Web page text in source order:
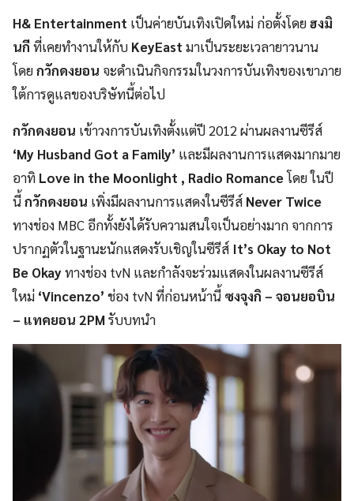
H& Entertainment เป็นค่ายบันเทิงเปิดใหม่ ก่อตั้งโดยฮงมิ
นกีที่เคยทำงานให้กับ KeyEast มาเป็นระยะเวลายาวนาน
โดยกวักดงยอน จะดำเนินกิจกรรมในวงการบันเทิงของเขาภาย
ใต้การดูแลของบริษัทนี้ต่อไป
กวักดงยอน เข้าวงการบันเทิงตั้งแต่ปี 2012 ผ่านผลงานซีรีส์
‘My Husband Got a Family’ และมีผลงานการแสดงมากมาย
อาทิ Love in the Moonlight , Radio Romanceโดย ในปี
นี้กวักดงยอน เพิ่งมีผลงานการแสดงในซีรีส์ Never Twice
ทางช่อง MBC อีกทั้งยังได้รับความสนใจเป็นอย่างมาก จากการ
ปรากฏตัวในฐานะนักแสดงรับเชิญในซีรีส์ It’s Okay to Not
Be Okayทางช่อง tvN และกำลังจะร่วมแสดงในผลงานซีรีส์
ใหม่ ‘Vincenzo’ ช่อง tvN ที่ก่อนหน้านี้ ซงจุงกิ – จอนยอบิน
– แทคยอน 2PMรับบทนำ